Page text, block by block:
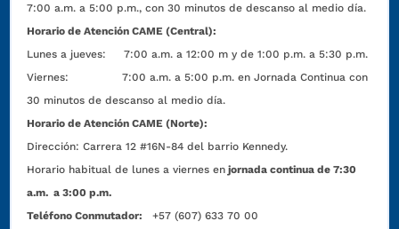
7:00 a.m. a 5:00 p.m., con 30 minutos de descanso al medio día.
Horario de Atención CAME (Central):
Lunes a jueves: 7:00 a.m. a 12:00 m y de 1:00 p.m. a 5:30 p.m.
Viernes: 7:00 a.m. a 5:00 p.m. en Jornada Continua con
30 minutos de descanso al medio día.
Horario de Atención CAME (Norte):
Dirección:Carrera 12 #16N-84 del barrio Kennedy.
Horario habitual de lunes a viernes en jornada continua de 7:30
a.m. a 3:00 p.m.
Teléfono Conmutador:
+57 (607) 633 70 00